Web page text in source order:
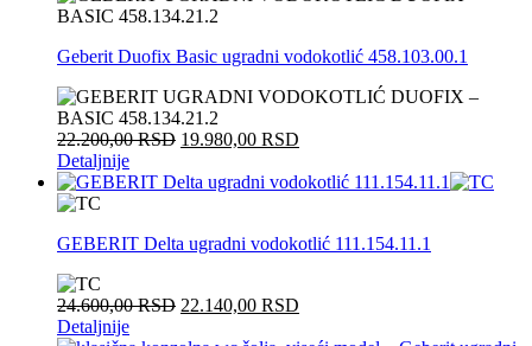
Geberit Duofix Basic ugradni vodokotlić 458.103.00.1
22.200,00RSD 19.980,00 RSD
Detaljnije
GEBERIT Delta ugradni vodokotlić 111.154.11.1
24.600,00RSD 22.140,00 RSD
Detaljnije